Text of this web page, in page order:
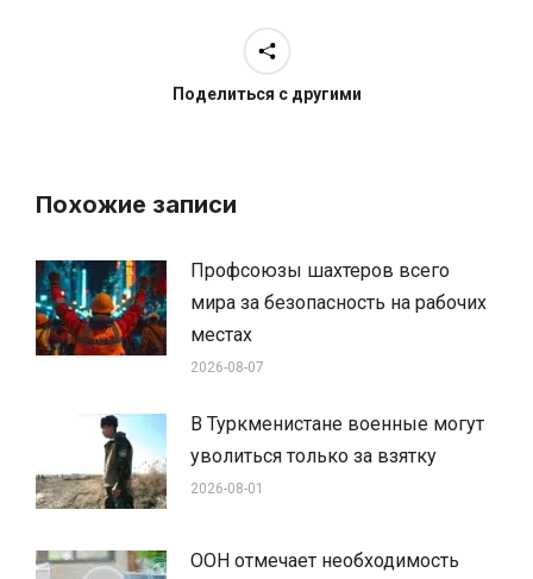
Поделиться с другими
Похожие записи
Профсоюзы шахтеров всего
мира за безопасность на рабочих
местах
2026-08-07
В Туркменистане военные могут
уволиться только за взятку
2026-08-01
ООН отмечает необходимость